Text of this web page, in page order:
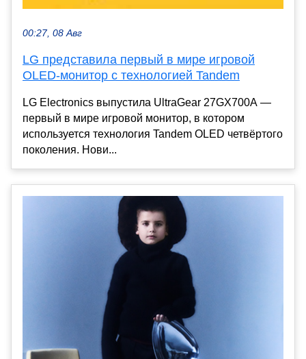
00:27, 08 Авг
LG представила первый в мире игровой
OLED-монитор с технологией Tandem
LG Electronics выпустила UltraGear 27GX700A —
первый в мире игровой монитор, в котором
используется технология Tandem OLED четвёртого
поколения. Нови...